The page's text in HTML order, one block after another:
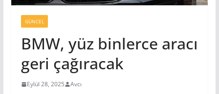
GÜNCEL
BMW, yüz binlerce aracı
geri çağıracak
Eylül 28, 2025 Avcı